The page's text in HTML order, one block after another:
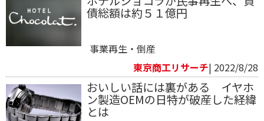
債総額は約５１億円
事業再生・倒産
東京商工リサーチ| 2022/8/28
おいしい話には裏がある イヤホ
ン製造OEMの日特が破産した経緯
とは